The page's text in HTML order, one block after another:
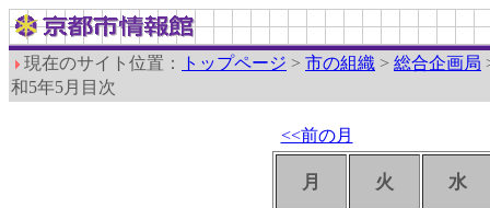
現在のサイト位置： トップページ > 市の組織 > 総合企画局
和5年5月目次
<<前の月
月 火 水